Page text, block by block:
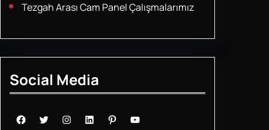
Tezgah Arası Cam Panel Çalışmalarımız
Social Media
Facebook Twitter Instagram LinkedIn Pinterest YouTube